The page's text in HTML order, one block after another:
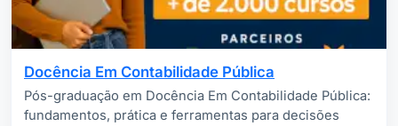
Docência Em Contabilidade Pública
Pós-graduação em Docência Em Contabilidade Pública:
fundamentos, prática e ferramentas para decisões